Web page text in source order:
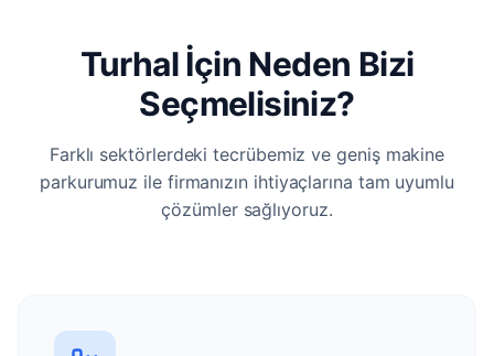
Turhal İçin Neden Bizi
Seçmelisiniz?
Farklı sektörlerdeki tecrübemiz ve geniş makine
parkurumuz ile firmanızın ihtiyaçlarına tam uyumlu
çözümler sağlıyoruz.